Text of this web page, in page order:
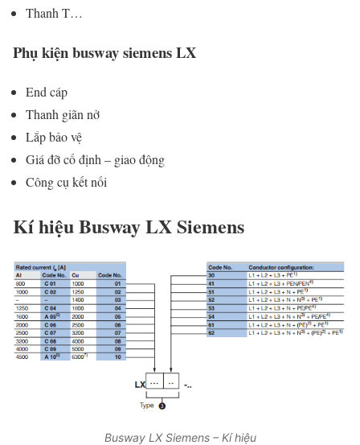
Thanh T…
Phụ kiện busway siemens LX
End cáp
Thanh giãn nở
Lắp bảo vệ
Giá đỡ cố định – giao động
Công cụ kết nối
Kí hiệu Busway LX Siemens
Busway LX Siemens – Kí hiệu